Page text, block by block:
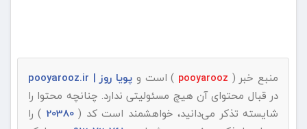
منبع خبر ( pooyarooz ) است و پویا روز | pooyarooz.ir
در قبال محتوای آن هیچ مسئولیتی ندارد. چنانچه محتوا را
شایسته تذکر می‌دانید، خواهشمند است کد (20380
) را